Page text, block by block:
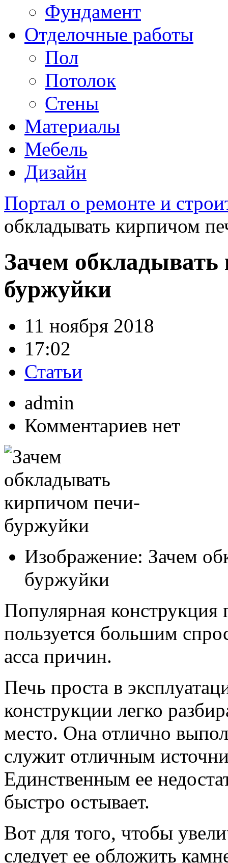
Фундамент
Отделочные работы
Пол
Потолок
Стены
Материалы
Мебель
Дизайн
Портал о ремонте и
обкладывать кирпичом
Зачем
буржуйки
11 ноября 2018
17:02
Статьи
admin
Комментариев нет
Изображение: Зачем
буржуйки
Популярная
пользуется большим
асса причин.
Печь проста в
конструкции легко
место. Она отлично
служит отличным
Единственным ее
быстро остывает.
Вот для того, чтобы
следует ее обложить